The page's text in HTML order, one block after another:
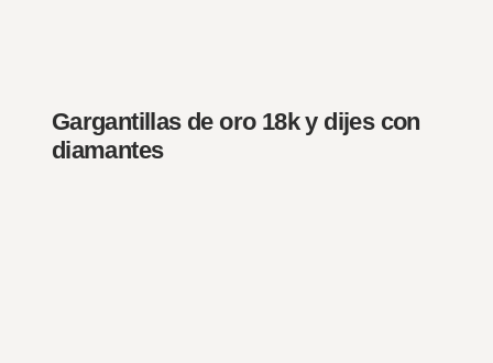
Gargantillas de oro 18k y dijes con
diamantes